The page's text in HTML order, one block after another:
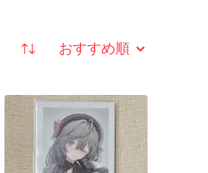
並び替え